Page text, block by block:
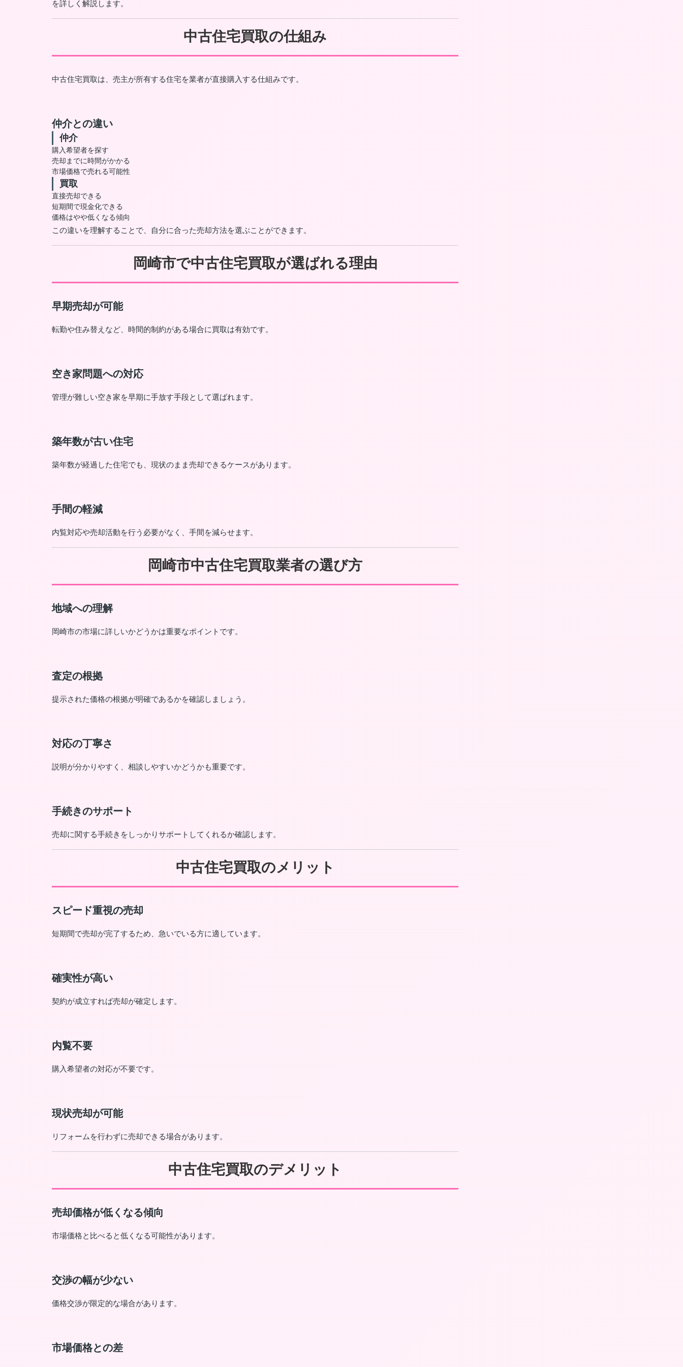
を詳しく解説します。
中古住宅買取の仕組み
中古住宅買取は、売主が所有する住宅を業者が直接購入する仕組みです。
仲介との違い
仲介
購入希望者を探す
売却までに時間がかかる
市場価格で売れる可能性
買取
直接売却できる
短期間で現金化できる
価格はやや低くなる傾向
この違いを理解することで、自分に合った売却方法を選ぶことができます。
岡崎市で中古住宅買取が選ばれる理由
早期売却が可能
転勤や住み替えなど、時間的制約がある場合に買取は有効です。
空き家問題への対応
管理が難しい空き家を早期に手放す手段として選ばれます。
築年数が古い住宅
築年数が経過した住宅でも、現状のまま売却できるケースがあります。
手間の軽減
内覧対応や売却活動を行う必要がなく、手間を減らせます。
岡崎市中古住宅買取業者の選び方
地域への理解
岡崎市の市場に詳しいかどうかは重要なポイントです。
査定の根拠
提示された価格の根拠が明確であるかを確認しましょう。
対応の丁寧さ
説明が分かりやすく、相談しやすいかどうかも重要です。
手続きのサポート
売却に関する手続きをしっかりサポートしてくれるか確認します。
中古住宅買取のメリット
スピード重視の売却
短期間で売却が完了するため、急いでいる方に適しています。
確実性が高い
契約が成立すれば売却が確定します。
内覧不要
購入希望者の対応が不要です。
現状売却が可能
リフォームを行わずに売却できる場合があります。
中古住宅買取のデメリット
売却価格が低くなる傾向
市場価格と比べると低くなる可能性があります。
交渉の幅が少ない
価格交渉が限定的な場合があります。
市場価格との差